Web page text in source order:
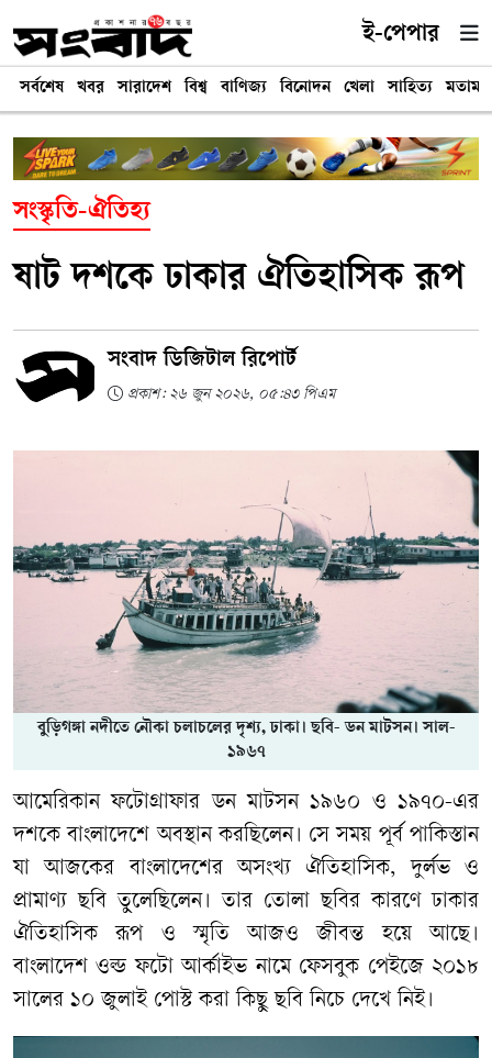
ই-পেপার
সর্বশেষ খবর সারাদেশ বিশ্ব বাণিজ্য বিনোদন খেলা সাহিত্য মতামত
সংস্কৃতি-ঐতিহ্য
ষাট দশকে ঢাকার ঐতিহাসিক রূপ
সংবাদ ডিজিটাল রিপোর্ট
প্রকাশ: ২৬ জুন ২০২৬, ০৫:৪৩ পিএম
বুড়িগঙ্গা নদীতে নৌকা চলাচলের দৃশ্য, ঢাকা। ছবি- ডন মাটসন। সাল-
১৯৬৭
আমেরিকান ফটোগ্রাফার ডন মাটসন ১৯৬০ ও ১৯৭০-এর
দশকে বাংলাদেশে অবস্থান করছিলেন। সে সময় পূর্ব পাকিস্তান
যা আজকের বাংলাদেশের অসংখ্য ঐতিহাসিক, দুর্লভ ও
প্রামাণ্য ছবি তুলেছিলেন। তার তোলা ছবির কারণে ঢাকার
ঐতিহাসিক রূপ ও স্মৃতি আজও জীবন্ত হয়ে আছে।
বাংলাদেশ ওল্ড ফটো আর্কাইভ নামে ফেসবুক পেইজে ২০১৮
সালের ১০ জুলাই পোস্ট করা কিছু ছবি নিচে দেখে নিই।